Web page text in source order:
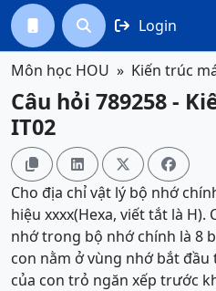
  Login
Môn học HOU Kiến trúc
Câu hỏi 789258 -
IT02
   
Cho địa chỉ vật lý bộ nhớ
hiệu xxxx(Hexa, viết tắt là
nhớ trong bộ nhớ chính là 8
con nằm ở vùng nhớ bắt đầu
của con trỏ ngăn xếp trước